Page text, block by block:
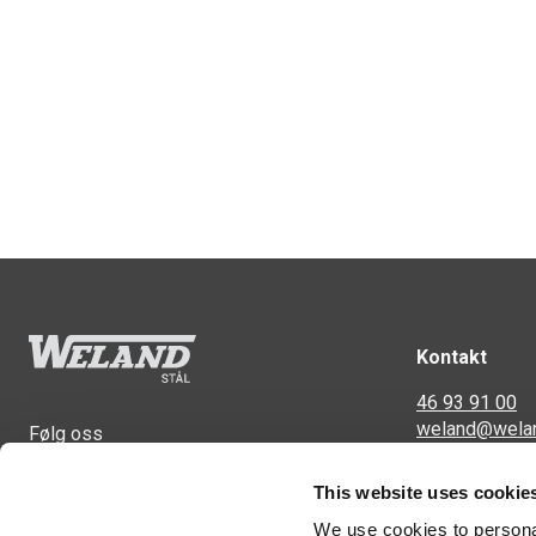
This website uses
We use cookies to
Følg oss
Kontakt
46 93 91 00
2016 Frogner